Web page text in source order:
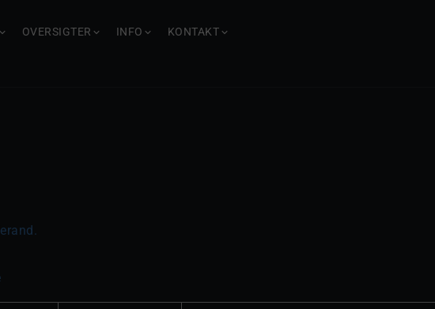
OVERSIGTER INFO KONTAKT